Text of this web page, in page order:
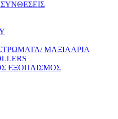
ΜΑΞΙΛΑΡΙΑ
ΕΞΟΠΛΙΣΜΟΣ